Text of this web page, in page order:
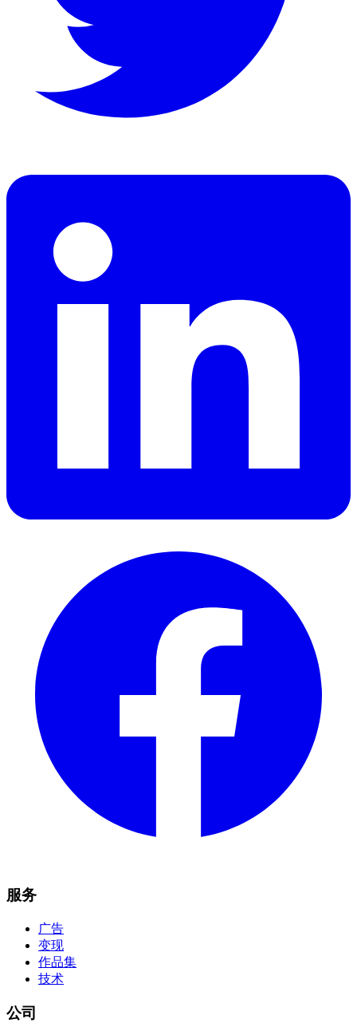
服务
广告
变现
作品集
技术
公司